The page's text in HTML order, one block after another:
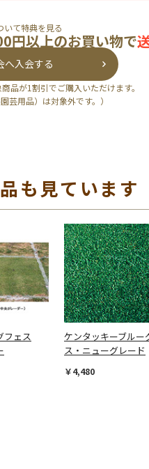
いて特典を見る
円以上のお買い物で
へ入会する
品が1割引でご購入いただけます。
芸用品）は対象外です。）
も見ています
フェス
ケンタッキーブルー
ス・ニューグレード
￥4,480